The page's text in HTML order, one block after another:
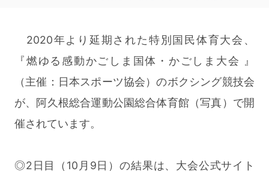
2020年より延期された特別国民体育大会、
『燃ゆる感動かごしま国体・かごしま大会 』
（主催：日本スポーツ協会）のボクシング競技会
が、阿久根総合運動公園総合体育館（写真）で開
催されています。
◎2日目（10月9日）の結果は、大会公式サイト